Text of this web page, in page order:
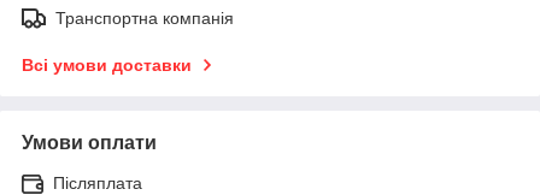
Транспортна компанія
Всі умови доставки
Умови оплати
Післяплата